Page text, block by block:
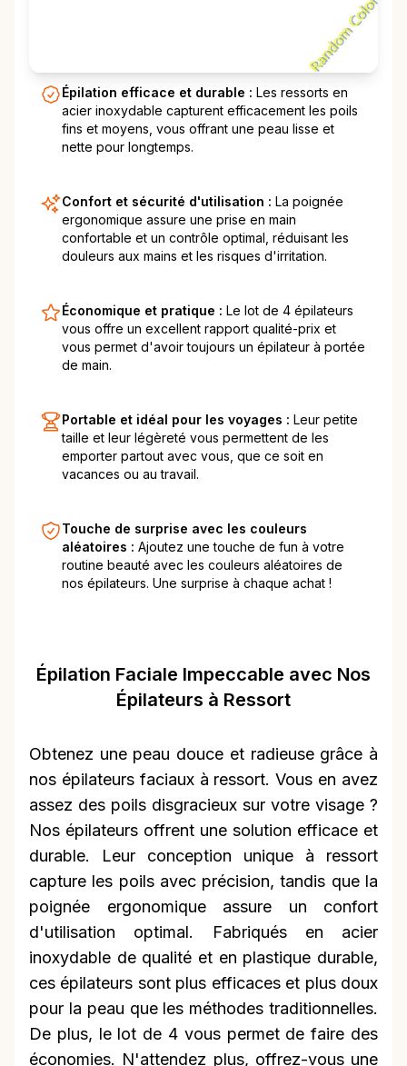
Épilation efficace et durable : Les ressorts en
acier inoxydable capturent efficacement les poils
fins et moyens, vous offrant une peau lisse et
nette pour longtemps.
Confort et sécurité d'utilisation : La poignée
ergonomique assure une prise en main
confortable et un contrôle optimal, réduisant les
douleurs aux mains et les risques d'irritation.
Économique et pratique : Le lot de 4 épilateurs
vous offre un excellent rapport qualité-prix et
vous permet d'avoir toujours un épilateur à portée
de main.
Portable et idéal pour les voyages : Leur petite
taille et leur légèreté vous permettent de les
emporter partout avec vous, que ce soit en
vacances ou au travail.
Touche de surprise avec les couleurs
aléatoires : Ajoutez une touche de fun à votre
routine beauté avec les couleurs aléatoires de
nos épilateurs. Une surprise à chaque achat !
Épilation Faciale Impeccable avec Nos
Épilateurs à Ressort
Obtenez une peau douce et radieuse grâce à
nos épilateurs faciaux à ressort. Vous en avez
assez des poils disgracieux sur votre visage ?
Nos épilateurs offrent une solution efficace et
durable. Leur conception unique à ressort
capture les poils avec précision, tandis que la
poignée ergonomique assure un confort
d'utilisation optimal. Fabriqués en acier
inoxydable de qualité et en plastique durable,
ces épilateurs sont plus efficaces et plus doux
pour la peau que les méthodes traditionnelles.
De plus, le lot de 4 vous permet de faire des
économies. N'attendez plus, offrez-vous une